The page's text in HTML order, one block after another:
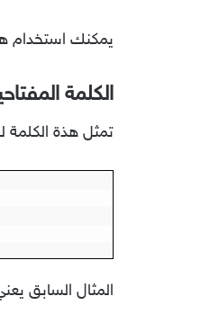
يمكنك استخدام
الكلمة
تمثل هذة
المثال السابق